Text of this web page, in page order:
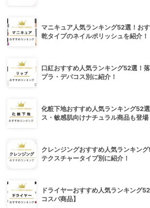
マニキュア人気ランキング52選！お
乾タイプのネイルポリッシュを紹介！
口紅おすすめ人気ランキング52選！
プラ・デパコス別に紹介！
化粧下地おすすめ人気ランキング52
ス・敏感肌向けナチュラル商品も登場
クレンジングおすすめ人気ランキン
テクスチャータイプ別に紹介！
ドライヤーおすすめ人気ランキング
コスパ商品】